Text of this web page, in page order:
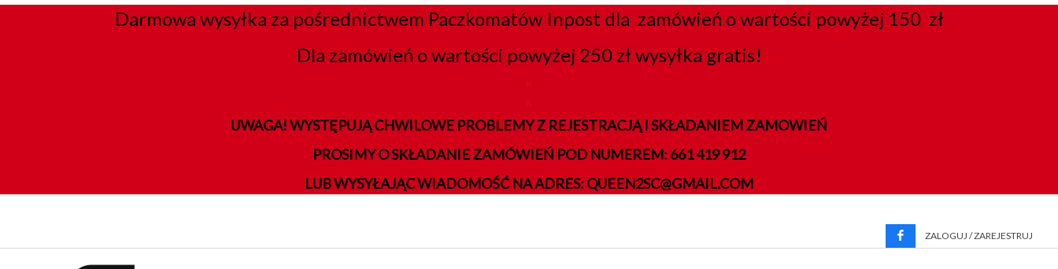
Darmowa wysyłka za pośrednictwem Paczkomatów Inpost dla zamówień o wartości powyżej 150 zł
Dla zamówień o wartości powyżej 250 zł wysyłka gratis!
UWAGA! WYSTĘPUJĄ CHWILOWE PROBLEMY Z REJESTRACJĄ I SKŁADANIEM ZAMOWIEŃ
PROSIMY O SKŁADANIE ZAMÓWIEŃ POD NUMEREM: 661 419 912
LUB WYSYŁAJĄC WIADOMOŚĆ NA ADRES: QUEEN2SC@GMAIL.COM
ZALOGUJ / ZAREJESTRUJ